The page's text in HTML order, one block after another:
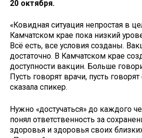
20 октября.
«Ковидная ситуация непростая в
Камчатском крае пока низкий
Всё есть, все условия созданы.
достаточно. В Камчатском крае
доступности вакцин. Больше
Пусть говорят врачи, пусть
сказала спикер.
Нужно «достучаться» до каждого
понял ответственность за
здоровья и здоровья своих